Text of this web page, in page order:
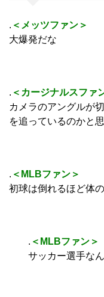
. ＜メッツファン＞
大爆発だな
. ＜カージナルスファ
カメラのアングルが
を追っているのかと
. ＜MLBファン＞
初球は倒れるほど体
. ＜MLBファン＞
サッカー選手な